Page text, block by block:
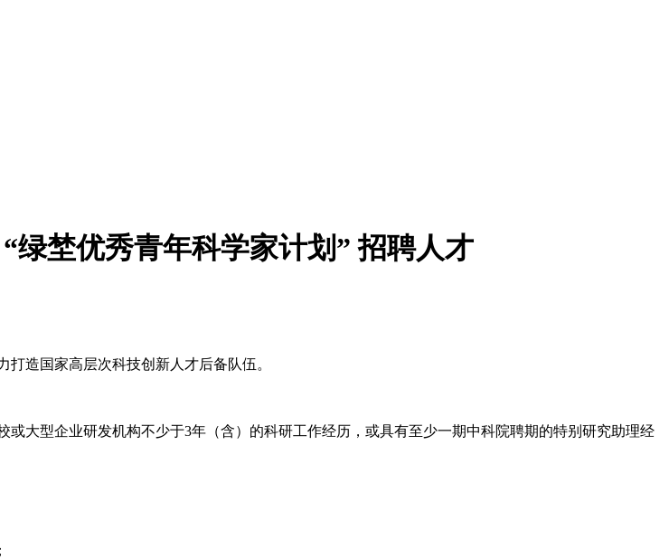
绿埜优秀青年科学家计划” 招聘人才
造国家高层次科技创新人才后备队伍。
大型企业研发机构不少于3年（含）的科研工作经历，或具有至少一期中科院聘期的特别研究助理经